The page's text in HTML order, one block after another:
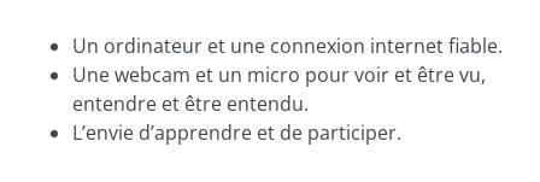
Un ordinateur et une connexion internet fiable.
Une webcam et un micro pour voir et être vu,
entendre et être entendu.
L’envie d’apprendre et de participer.